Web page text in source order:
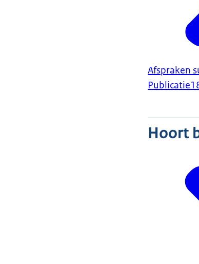
Afspraken
Publicatie
Hoort